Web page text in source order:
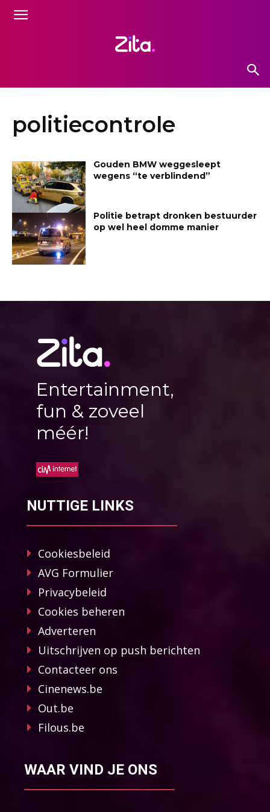
politiecontrole
Gouden BMW weggesleept
wegens “te verblindend”
Politie betrapt dronken bestuurder
op wel heel domme manier
Entertainment,
fun & zoveel
méér!
NUTTIGE LINKS
Cookiesbeleid
AVG Formulier
Privacybeleid
Cookies beheren
Adverteren
Uitschrijven op push berichten
Contacteer ons
Cinenews.be
Out.be
Filous.be
WAAR VIND JE ONS